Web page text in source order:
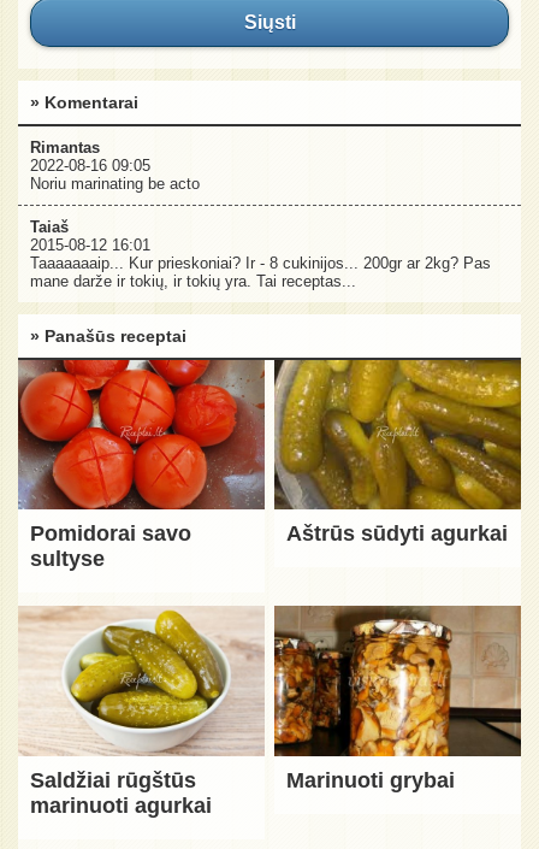
Siųsti
» Komentarai
Rimantas
2022-08-16 09:05
Noriu marinating be acto
Taiaš
2015-08-12 16:01
Taaaaaaaip... Kur prieskoniai? Ir - 8 cukinijos... 200gr ar 2kg? Pas
mane darže ir tokių, ir tokių yra. Tai receptas...
» Panašūs receptai
Pomidorai savo
sultyse
Aštrūs sūdyti agurkai
Saldžiai rūgštūs
marinuoti agurkai
Marinuoti grybai